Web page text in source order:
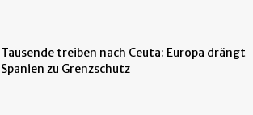
Tausende treiben nach Ceuta: Europa drängt
Spanien zu Grenzschutz